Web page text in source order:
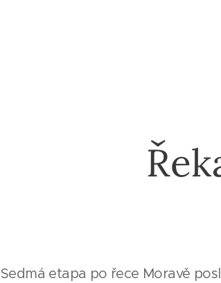
Sedmá etapa po řece Moravě